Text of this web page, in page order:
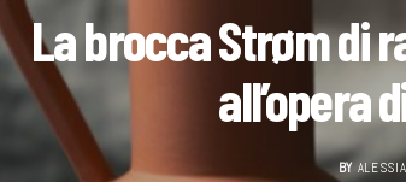
La brocca Strøm di
all’opera
BY